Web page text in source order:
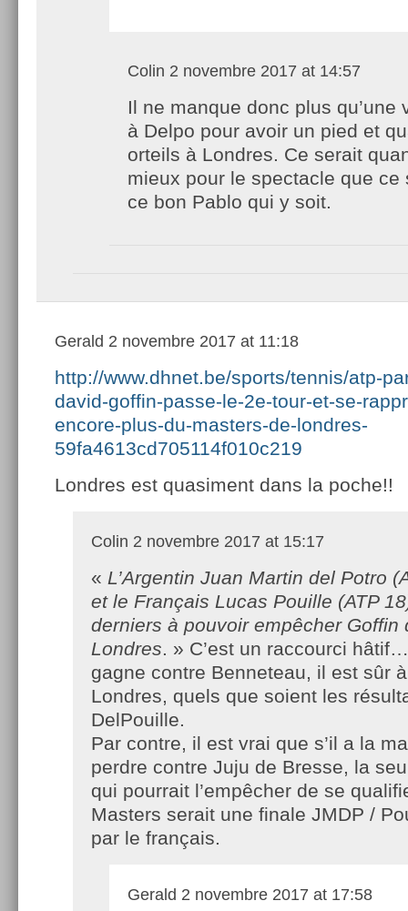
Colin 2 novembre 2017 at 14:57
Il ne manque donc plus qu’une
à Delpo pour avoir un pied et
orteils à Londres. Ce serait
mieux pour le spectacle que ce
ce bon Pablo qui y soit.
Gerald 2 novembre 2017 at 11:18
http://www.dhnet.be/sports/tennis/atp-
david-goffin-passe-le-2e-tour-et-se-
encore-plus-du-masters-de-londres-
59fa4613cd705114f010c219
Londres est quasiment dans la poche!!
Colin 2 novembre 2017 at 15:17
« L’Argentin Juan Martin del Potro
et le Français Lucas Pouille (ATP
derniers à pouvoir empêcher Goffin
Londres. » C’est un raccourci
gagne contre Benneteau, il est sûr
Londres, quels que soient les
DelPouille.
Par contre, il est vrai que s’il a la
perdre contre Juju de Bresse, la
qui pourrait l’empêcher de se
Masters serait une finale JMDP /
par le français.
Gerald 2 novembre 2017 at 17:58